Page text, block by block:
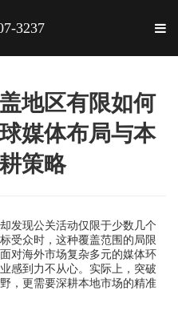
3237
地区有限如何
媒体布局与本
策略
发现公关活动仅限于少数几个
受众时，这种覆盖范围的局限
对海外市场复杂多元的媒体环
感到力不从心。实际上，突破
，更需要深耕本地市场的精准